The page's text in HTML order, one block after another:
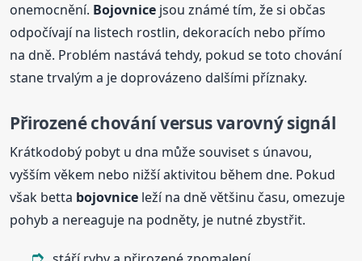
onemocnění. Bojovnice jsou známé tím, že si občas
odpočívají na listech rostlin, dekoracích nebo přímo
na dně. Problém nastává tehdy, pokud se toto chování
stane trvalým a je doprovázeno dalšími příznaky.
Přirozené chování versus varovný signál
Krátkodobý pobyt u dna může souviset s únavou,
vyšším věkem nebo nižší aktivitou během dne. Pokud
však betta bojovnice leží na dně většinu času, omezuje
pohyb a nereaguje na podněty, je nutné zbystřit.